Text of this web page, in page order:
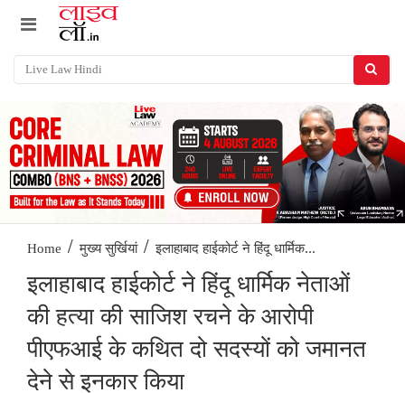
Home / मुख्य सुर्खियां / इलाहाबाद हाईकोर्ट ने हिंदू धार्मिक...
इलाहाबाद हाईकोर्ट ने हिंदू धार्मिक नेताओं
की हत्या की साजिश रचने के आरोपी
पीएफआई के कथित दो सदस्यों को जमानत
देने से इनकार किया